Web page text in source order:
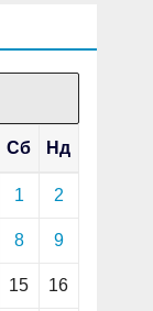
Сб Нд
1 2
8 9
15 16